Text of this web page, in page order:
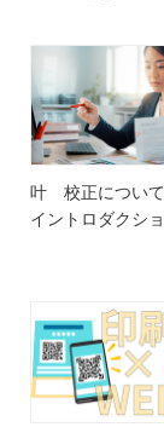
叶 校正につい
イントロダクシ